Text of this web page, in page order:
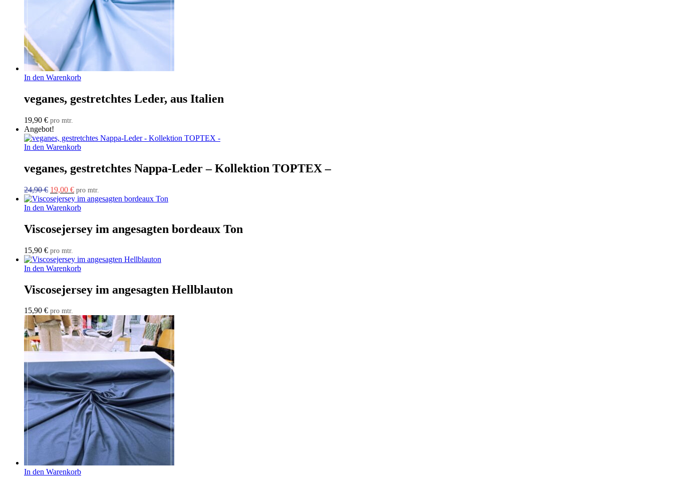
In den Warenkorb
veganes, gestretchtes Leder, aus Italien
19,90 € pro mtr.
Angebot!
In den Warenkorb
veganes, gestretchtes Nappa-Leder – Kollektion TOPTEX –
24,90€ Ursprünglicher
Preis
war:
19,00 €Aktueller
Preis
ist:
pro mtr.
In den Warenkorb
Viscosejersey im angesagten bordeaux Ton
15,90 € pro mtr.
In den Warenkorb
Viscosejersey im angesagten Hellblauton
15,90 € pro mtr.
In den Warenkorb